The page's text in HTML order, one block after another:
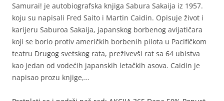
Samurai! je autobiografska knjiga Sabura Sakaija iz 1957.
koju su napisali Fred Saito i Martin Caidin. Opisuje život i
karijeru Saburoa Sakaija, japanskog borbenog avijatičara
koji se borio protiv američkih borbenih pilota u Pacifičkom
teatru Drugog svetskog rata, preživevši rat sa 64 ubistva
kao jedan od vodećih japanskih letačkih asova. Caidin je
napisao prozu knjige,…